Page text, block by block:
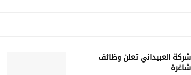
شركة العبيداني تعلن وظائف
شاغرة